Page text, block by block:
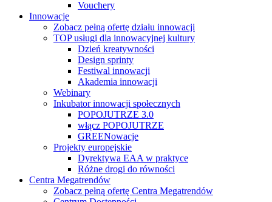
Vouchery
Innowacje
Zobacz pełną ofertę działu innowacji
TOP usługi dla innowacyjnej kultury
Dzień kreatywności
Design sprinty
Festiwal innowacji
Akademia innowacji
Webinary
Inkubator innowacji społecznych
POPOJUTRZE 3.0
włącz POPOJUTRZE
GREENowacje
Projekty europejskie
Dyrektywa EAA w praktyce
Różne drogi do równości
Centra Megatrendów
Zobacz pełną ofertę Centra Megatrendów